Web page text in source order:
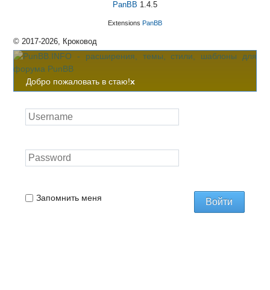
PanBB 1.4.5
Extensions PanBB
© 2017-2026, Кроковод
Добро пожаловать в стаю!x
Запомнить меня